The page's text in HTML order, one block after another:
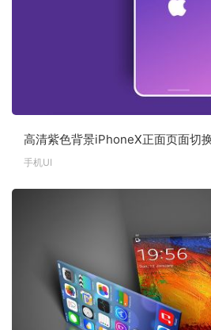
高清紫色背景iPhoneX正面页面切
手机UI